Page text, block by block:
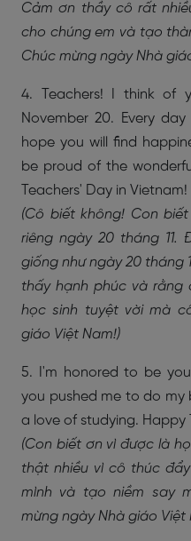
Cảm ơn thầy cô rất
cho chúng em và tạo
Chúc mừng ngày Nhà
4. Teachers! I think of
November 20. Every
hope you will find
be proud of the
Teachers' Day in Vietnam!
(Cô biết không! Con
riêng ngày 20 tháng
giống như ngày 20 tháng
thấy hạnh phúc và rằng
học sinh tuyệt vời mà
giáo Việt Nam!)
5. I'm honored to be
you pushed me to do my
a love of studying. Happy
(Con biết ơn vì được là
thật nhiều vì cô thúc
mình và tạo niềm say
mừng ngày Nhà giáo Việt